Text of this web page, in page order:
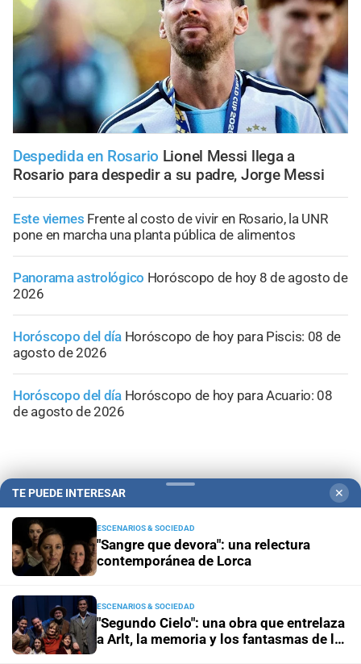
Despedida en Rosario Lionel Messi llega a
Rosario para despedir a su padre, Jorge Messi
Este viernes Frente al costo de vivir en Rosario, la UNR
pone en marcha una planta pública de alimentos
Panorama astrológico Horóscopo de hoy 8 de agosto de
2026
Horóscopo del día Horóscopo de hoy para Piscis: 08 de
agosto de 2026
Horóscopo del día Horóscopo de hoy para Acuario: 08
de agosto de 2026
Campolitoral Revista Nosotros Clasificados CYD Litoral
TE PUEDE INTERESAR ✕
ESCENARIOS & SOCIEDAD
"Sangre que devora": una relectura
contemporánea de Lorca
ESCENARIOS & SOCIEDAD
"Segundo Cielo": una obra que entrelaza
a Arlt, la memoria y los fantasmas de la